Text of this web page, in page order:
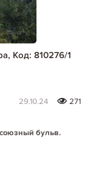
Код: 810276/1
29.10.24
271
бульв.